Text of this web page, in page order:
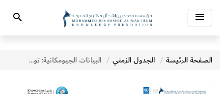
Toggle
navigation
Search
الصفحة الرئيسة الجدول الزمني البيانات الجيومكانية: توسيع نطاق التقدم البشري